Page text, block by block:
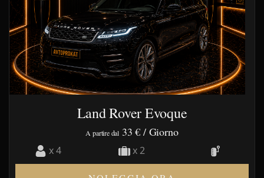
Land Rover Evoque
A partire dal 33 € / Giorno
x 4 x 2